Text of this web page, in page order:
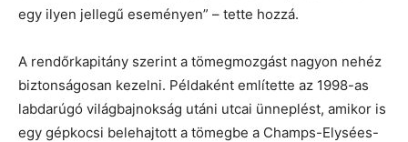
egy ilyen jellegű eseményen” – tette hozzá.
A rendőrkapitány szerint a tömegmozgást nagyon nehéz
biztonságosan kezelni. Példaként említette az 1998-as
labdarúgó világbajnokság utáni utcai ünneplést, amikor is
egy gépkocsi belehajtott a tömegbe a Champs-Elysées-